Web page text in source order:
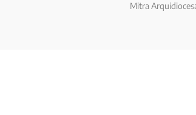
Mitra